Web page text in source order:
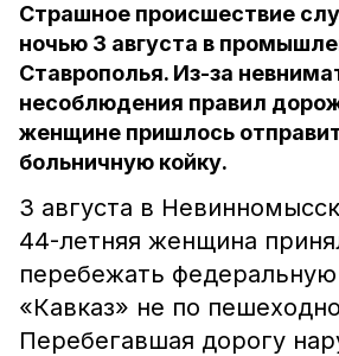
Страшное происшествие
ночью 3 августа в
Ставрополья. Из-за
несоблюдения правил
женщине пришлось
больничную койку.
3 августа в
44-летняя женщина
перебежать федеральную
«Кавказ» не по
Перебегавшая дорогу